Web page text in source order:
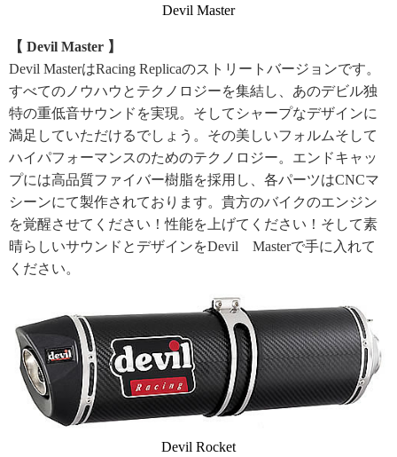
Devil Master
【 Devil Master 】
Devil MasterはRacing Replicaのストリートバージョンです。
すべてのノウハウとテクノロジーを集結し、あのデビル独
特の重低音サウンドを実現。そしてシャープなデザインに
満足していただけるでしょう。その美しいフォルムそして
ハイパフォーマンスのためのテクノロジー。エンドキャッ
プには高品質ファイバー樹脂を採用し、各パーツはCNCマ
シーンにて製作されております。貴方のバイクのエンジン
を覚醒させてください！性能を上げてください！そして素
晴らしいサウンドとデザインをDevil Masterで手に入れて
ください。
Devil Rocket